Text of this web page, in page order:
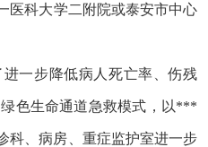
科大学二附院或泰安市中心
一步降低病人死亡率、伤残
色生命通道急救模式，以***
科、病房、重症监护室进一步